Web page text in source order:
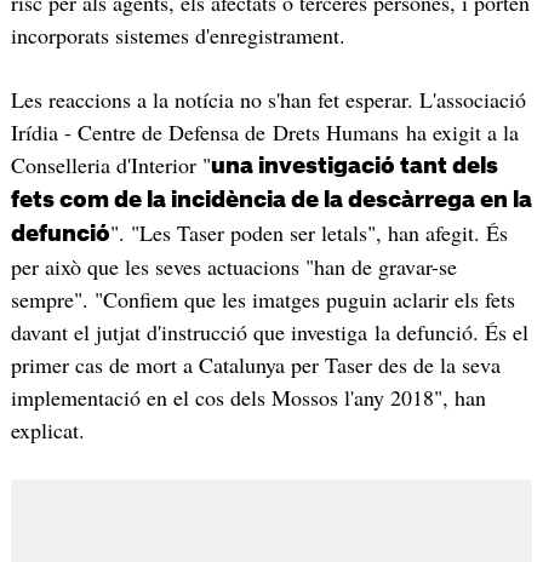
incorporats sistemes d'enregistrament.
Les reaccions a la notícia no s'han fet esperar. L'associació
Irídia - Centre de Defensa de Drets Humans ha exigit a la
Conselleria d'Interior "una investigació tant dels
fets com de la incidència de la descàrrega en la
defunció". "Les Taser poden ser letals", han afegit. És
per això que les seves actuacions "han de gravar-se
sempre". "Confiem que les imatges puguin aclarir els fets
davant el jutjat d'instrucció que investiga la defunció. És el
primer cas de mort a Catalunya per Taser des de la seva
implementació en el cos dels Mossos l'any 2018", han
explicat.